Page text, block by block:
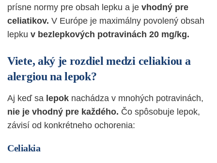
prísne normy pre obsah lepku a je vhodný pre
celiatikov. V Európe je maximálny povolený obsah
lepku v bezlepkových potravinách 20 mg/kg.
Viete, aký je rozdiel medzi celiakiou a
alergiou na lepok?
Aj keď sa lepok nachádza v mnohých potravinách,
nie je vhodný pre každého. Čo spôsobuje lepok,
závisí od konkrétneho ochorenia:
Celiakia